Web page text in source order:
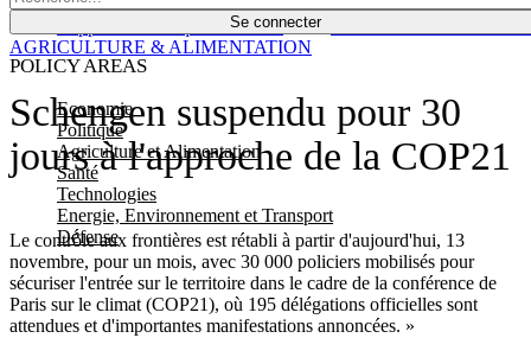
Se connecter
POLICY AREAS
Economie
Politique
Agriculture et Alimentation
Santé
Technologies
Energie, Environnement et Transport
Défense
Économie
Schengen suspendu pour 30
jours à l'approche de la COP21
Le contrôle aux frontières est rétabli à partir d'aujourd'hui, 13
novembre, pour un mois, avec 30 000 policiers mobilisés pour
sécuriser l'entrée sur le territoire dans le cadre de la conférence de
Paris sur le climat (COP21), où 195 délégations officielles sont
attendues et d'importantes manifestations annoncées. »
AGRICULTURE & ALIMENTATION